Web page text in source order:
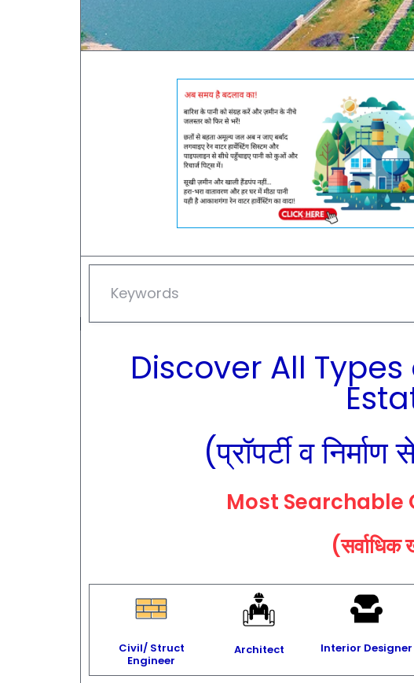
Discover All
(प्रॉपर्टी व
Most Searchable
(सर्वाधिक
Civil/ Struct
Engineer
Architect Interior Designer